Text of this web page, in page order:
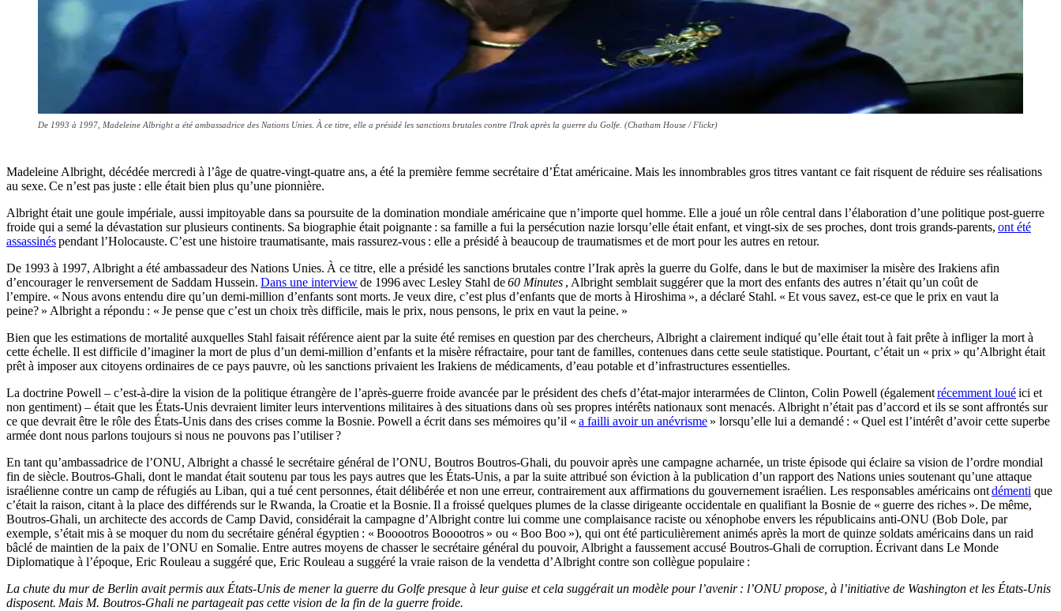
De 1993 à 1997, Madeleine Albright a été ambassadrice des Nations Unies. À ce titre, elle a présidé les sanctions brutales contre l'Irak après la guerre du Golfe. (Chatham House / Flickr)
Madeleine Albright, décédée mercredi à l’âge de quatre-vingt-quatre ans, a été la première femme secrétaire d’État américaine. Mais les innombrables gros titres vantant ce fait risquent de réduire ses réalisations
au sexe. Ce n’est pas juste : elle était bien plus qu’une pionnière.
Albright était une goule impériale, aussi impitoyable dans sa poursuite de la domination mondiale américaine que n’importe quel homme. Elle a joué un rôle central dans l’élaboration d’une politique post-guerre
froide qui a semé la dévastation sur plusieurs continents. Sa biographie était poignante : sa famille a fui la persécution nazie lorsqu’elle était enfant, et vingt-six de ses proches, dont trois grands-parents, ont été
assassinéspendant l’Holocauste. C’est une histoire traumatisante, mais rassurez-vous : elle a présidé à beaucoup de traumatismes et de mort pour les autres en retour.
De 1993 à 1997, Albright a été ambassadeur des Nations Unies. À ce titre, elle a présidé les sanctions brutales contre l’Irak après la guerre du Golfe, dans le but de maximiser la misère des Irakiens afin
d’encourager le renversement de Saddam Hussein. Dans une interviewde 1996 avec Lesley Stahl de60 Minutes , Albright semblait suggérer que la mort des enfants des autres n’était qu’un coût de
l’empire. « Nous avons entendu dire qu’un demi-million d’enfants sont morts. Je veux dire, c’est plus d’enfants que de morts à Hiroshima », a déclaré Stahl. « Et vous savez, est-ce que le prix en vaut la
peine? » Albright a répondu : « Je pense que c’est un choix très difficile, mais le prix, nous pensons, le prix en vaut la peine. »
Bien que les estimations de mortalité auxquelles Stahl faisait référence aient par la suite été remises en question par des chercheurs, Albright a clairement indiqué qu’elle était tout à fait prête à infliger la mort à
cette échelle. Il est difficile d’imaginer la mort de plus d’un demi-million d’enfants et la misère réfractaire, pour tant de familles, contenues dans cette seule statistique. Pourtant, c’était un « prix » qu’Albright était
prêt à imposer aux citoyens ordinaires de ce pays pauvre, où les sanctions privaient les Irakiens de médicaments, d’eau potable et d’infrastructures essentielles.
La doctrine Powell – c’est-à-dire la vision de la politique étrangère de l’après-guerre froide avancée par le président des chefs d’état-major interarmées de Clinton, Colin Powell (égalementrécemment louéici et
non gentiment) – était que les États-Unis devraient limiter leurs interventions militaires à des situations dans où ses propres intérêts nationaux sont menacés. Albright n’était pas d’accord et ils se sont affrontés sur
ce que devrait être le rôle des États-Unis dans des crises comme la Bosnie. Powell a écrit dans ses mémoires qu’il « a failli avoir un anévrisme » lorsqu’elle lui a demandé : « Quel est l’intérêt d’avoir cette superbe
armée dont nous parlons toujours si nous ne pouvons pas l’utiliser ?
En tant qu’ambassadrice de l’ONU, Albright a chassé le secrétaire général de l’ONU, Boutros Boutros-Ghali, du pouvoir après une campagne acharnée, un triste épisode qui éclaire sa vision de l’ordre mondial
fin de siècle. Boutros-Ghali, dont le mandat était soutenu par tous les pays autres que les États-Unis, a par la suite attribué son éviction à la publication d’un rapport des Nations unies soutenant qu’une attaque
israélienne contre un camp de réfugiés au Liban, qui a tué cent personnes, était délibérée et non une erreur, contrairement aux affirmations du gouvernement israélien. Les responsables américains ontdémenti que
c’était la raison, citant à la place des différends sur le Rwanda, la Croatie et la Bosnie. Il a froissé quelques plumes de la classe dirigeante occidentale en qualifiant la Bosnie de « guerre des riches ». De même,
Boutros-Ghali, un architecte des accords de Camp David, considérait la campagne d’Albright contre lui comme une complaisance raciste ou xénophobe envers les républicains anti-ONU (Bob Dole, par
exemple, s’était mis à se moquer du nom du secrétaire général égyptien : « Booootros Booootros » ou « Boo Boo »), qui ont été particulièrement animés après la mort de quinze soldats américains dans un raid
bâclé de maintien de la paix de l’ONU en Somalie. Entre autres moyens de chasser le secrétaire général du pouvoir, Albright a faussement accusé Boutros-Ghali de corruption. Écrivant dans Le Monde
Diplomatique à l’époque, Eric Rouleau a suggéré que, Eric Rouleau a suggéré la vraie raison de la vendetta d’Albright contre son collègue populaire :
La chute du mur de Berlin avait permis aux États-Unis de mener la guerre du Golfe presque à leur guise et cela suggérait un modèle pour l’avenir : l’ONU propose, à l’initiative de Washington et les États-Unis
disposent. Mais M. Boutros-Ghali ne partageait pas cette vision de la fin de la guerre froide.